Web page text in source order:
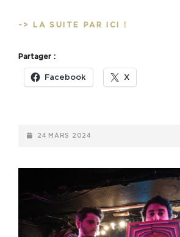
-> LA SUITE PAR ICI !
DE
THE
ZONE
Partager :
Facebook X
POSTED-
24 MARS 2024